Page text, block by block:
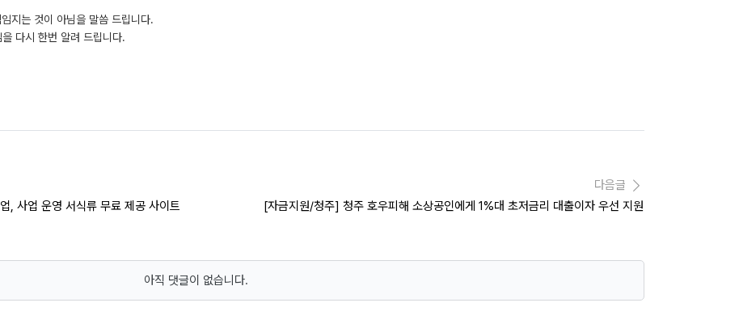
지는 것이 아님을 말씀 드립니다.
다시 한번 알려 드립니다.
, 사업 운영 서식류 무료 제공 사이트
다음글
[자금지원/청주] 청주 호우피해 소상공인에게 1%대 초저금리 대출이자 우선 지원
아직 댓글이 없습니다.